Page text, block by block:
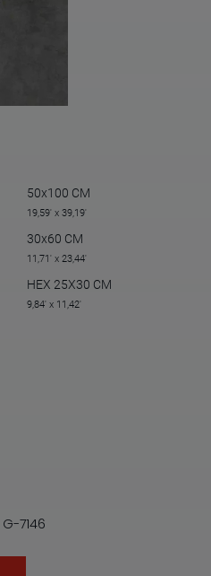
50x100 CM
19,59' x 39,19'
30x60 CM
11,71' x 23,44'
HEX 25X30 CM
9,84' x 11,42'
G-7146